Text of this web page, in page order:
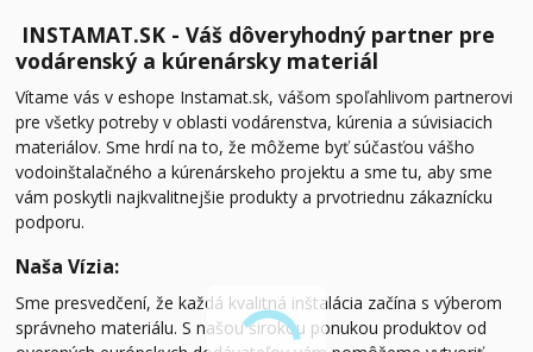
INSTAMAT.SK -Váš dôveryhodný partner pre
vodárenský a kúrenársky materiál
Vítame vás v eshope Instamat.sk, vášom spoľahlivom partnerovi
pre všetky potreby v oblasti vodárenstva, kúrenia a súvisiacich
materiálov. Sme hrdí na to, že môžeme byť súčasťou vášho
vodoinštalačného a kúrenárskeho projektu a sme tu, aby sme
vám poskytli najkvalitnejšie produkty a prvotriednu zákaznícku
podporu.
Naša Vízia:
Sme presvedčení, že každá kvalitná inštalácia začína s výberom
správneho materiálu. S našou širokou ponukou produktov od